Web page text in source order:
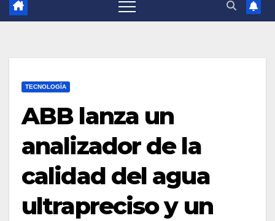
TECNOLOGÍA
ABB lanza un
analizador de la
calidad del agua
ultrapreciso y un